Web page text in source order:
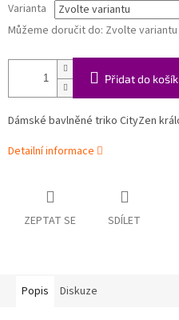
Varianta
Můžeme doručit do: Zvolte variantu
Přidat do
Dámské bavlněné triko CityZen
Detailní informace
ZEPTAT SE SDÍLET
Popis Diskuze